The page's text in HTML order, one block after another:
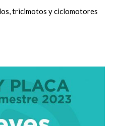
tricimotos y ciclomotores